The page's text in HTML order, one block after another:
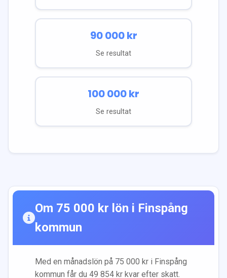
90 000kr
Se resultat
100 000kr
Se resultat
Om 75 000 kr lön i Finspång
kommun
Med en månadslön på 75 000 kr i Finspång
kommun får du 49 854 kr kvar efter skatt.